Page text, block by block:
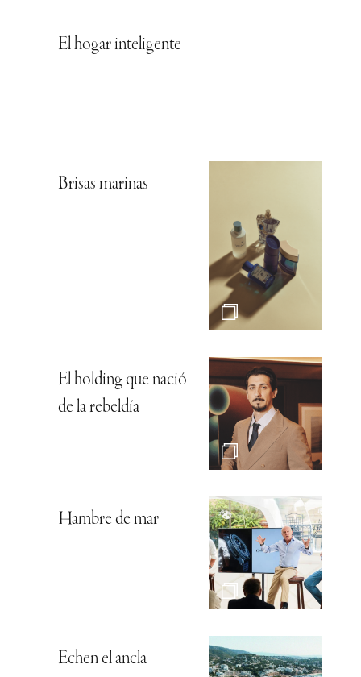
El hogar inteligente
Brisas marinas
El holding que nació
de la rebeldía
Hambre de mar
Echen el ancla